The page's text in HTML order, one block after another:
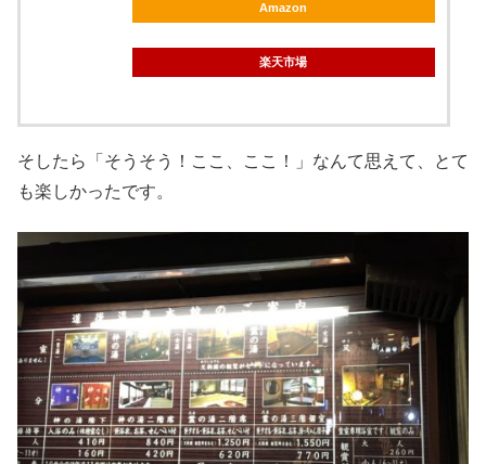
Amazon
楽天市場
そしたら「そうそう！ここ、ここ！」なんて思えて、とて
も楽しかったです。